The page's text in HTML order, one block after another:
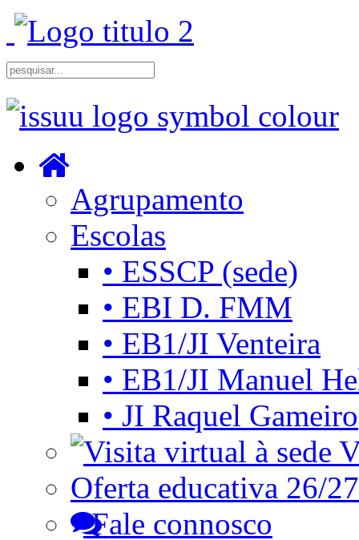
Agrupamento
Escolas
• ESSCP (sede)
• EBI D. FMM
• EB1/JI Venteira
• EB1/JI Manuel
• JI Raquel Gameiro
Oferta educativa 26/27
Fale connosco